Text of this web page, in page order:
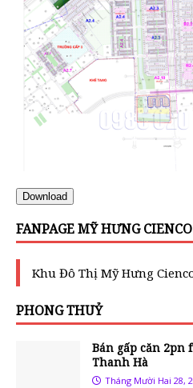
Download
FANPAGE MỸ HƯNG
Khu Đô Thị Mỹ Hưng
PHONG THUỶ
Bán gấp căn
Thanh Hà
Tháng Mười Hai 28,